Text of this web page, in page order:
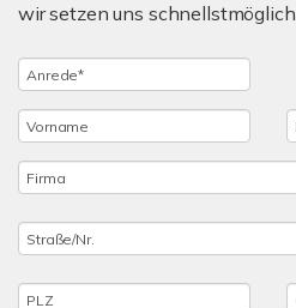
wir setzen uns